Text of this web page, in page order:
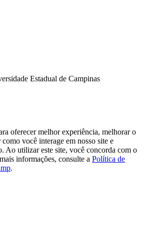
Estadual de Campinas
oferecer melhor experiência, melhorar o
você interage em nosso site e
Ao utilizar este site, você concorda com o
informações, consulte a Política de
.